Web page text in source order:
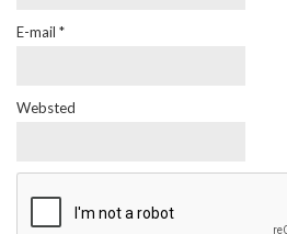
E-mail *
Websted